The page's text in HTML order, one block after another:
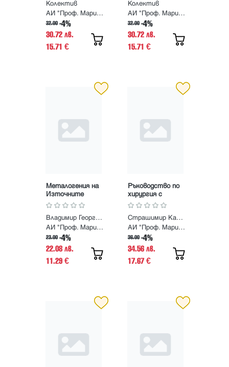
Колектив
АИ "Проф. Марин Дринов"
32.00 -4%
30.72 лв.
15.71 €
Колектив
АИ "Проф. Марин Дринов"
32.00 -4%
30.72 лв.
15.71 €
Металогения на
Източните
Родопи
Владимир Георгиев
АИ "Проф. Марин Дринов"
23.00 -4%
22.08 лв.
11.29 €
Ръководство по
хирургия с
атлас. Том ХІХ.
Основи на
общата и
клиничната
онкология за
хирурзи
Страшимир Каранов
АИ "Проф. Марин Дринов"
36.00 -4%
34.56 лв.
17.67€